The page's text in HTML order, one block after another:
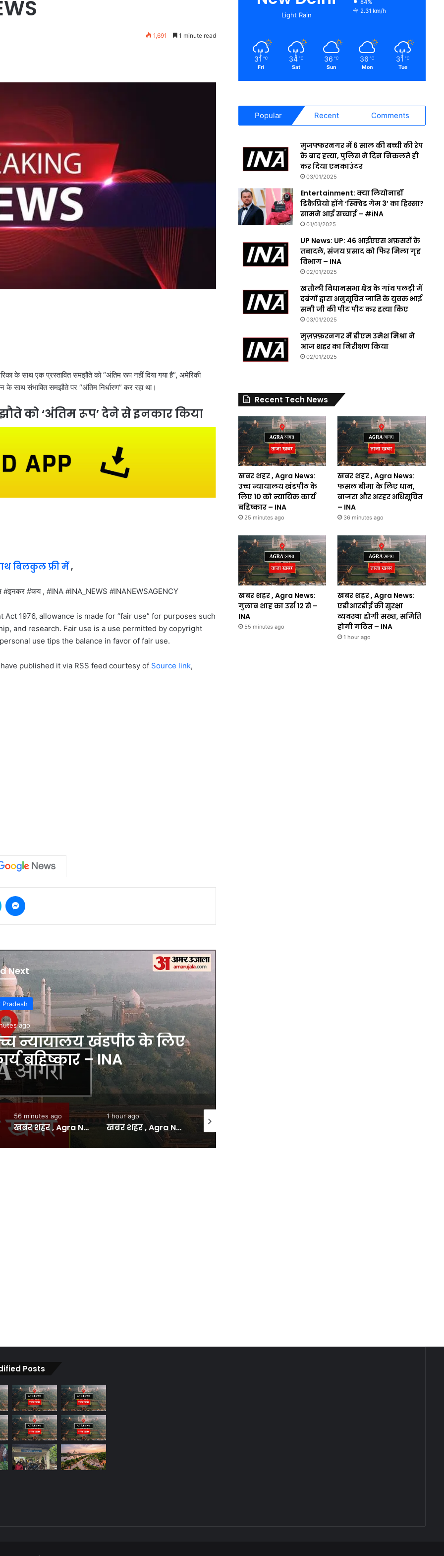
1,691 1 minute read
के साथ एक प्रस्तावित समझौते को “अंतिम रूप नहीं दिया गया है”, अमेरिकी
साथ संभावित समझौते पर “अंतिम निर्धारण” कर रहा था।
को ‘अंतिम रूप’ देने से इनकार किया
बिलकुल फ्री में,
#कय , #INA #INA_NEWS #INANEWSAGENCY
1976, allowance is made for “fair use” for purposes such
and research. Fair use is a use permitted by copyright
use tips the balance in favor of fair use.
published it via RSS feed courtesy of Source link,
Next
Pradesh
ago
न्यायालय खंडपीठ के लिए
बहिष्कार – INA
56 minutes ago
खबर शहर , Agra News: गुलाब शाह का उर्स 12 से – INA
1 hour ago
खबर शहर , Agra News: एडीआरडीई की सुरक्षा व्यवस्था होगी सख्त, समिति होगी गठित – INA
2 hours ago
Light Rain
84%
2.31 km/h
31 ℃
Fri
34 ℃
Sat
36 ℃
Sun
36 ℃
Mon
31 ℃
Tue
Popular Recent Comments
मुजफ्फरनगर में 6 साल की बच्ची की रेप
के बाद हत्या, पुलिस ने दिन निकलते ही
कर दिया एनकाउंटर
03/01/2025
Entertainment: क्या लियोनार्डो
डिकैप्रियो होंगे ‘स्क्विड गेम 3’ का हिस्सा?
सामने आई सच्चाई – #iNA
01/01/2025
UP News: UP: 46 आईएएस अफ़सरों के
तबादले, संजय प्रसाद को फिर मिला गृह
विभाग – INA
02/01/2025
खतौली विधानसभा क्षेत्र के गांव पलड़ी में
दबंगों द्वारा अनुसूचित जाति के युवक भाई
सनी जी की पीट पीट कर हत्या किए
03/01/2025
मुज़फ़्फ़रनगर में डीएम उमेश मिश्रा ने
आज शहर का निरीक्षण किया
02/01/2025
Recent Tech News
खबर शहर , Agra News:
उच्च न्यायालय खंडपीठ के
लिए 10 को न्यायिक कार्य
बहिष्कार – INA
25 minutes ago
खबर शहर , Agra News:
फसल बीमा के लिए धान,
बाजरा और अरहर अधिसूचित
– INA
36 minutes ago
खबर शहर , Agra News:
गुलाब शाह का उर्स 12 से –
INA
55 minutes ago
खबर शहर , Agra News:
एडीआरडीई की सुरक्षा
व्यवस्था होगी सख्त, समिति
होगी गठित – INA
1 hour ago
Posts